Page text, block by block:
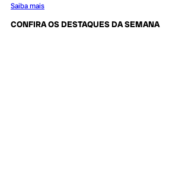
Saiba mais
CONFIRA OS DESTAQUES DA SEMANA